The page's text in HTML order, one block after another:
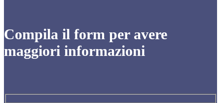
Compila il form per avere
maggiori informazioni